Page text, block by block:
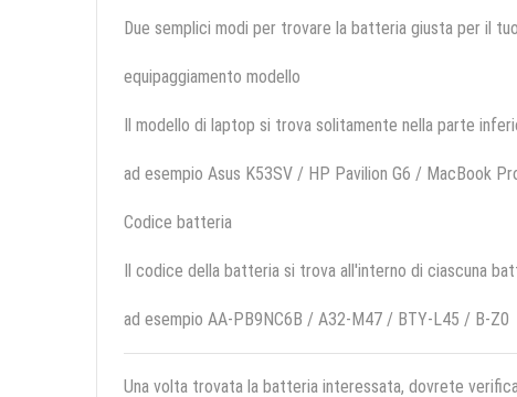
Due semplici modi per trovare la batteria giusta per il
equipaggiamento modello
Il modello di laptop si trova solitamente nella parte
ad esempio Asus K53SV / HP Pavilion G6 / MacBook
Codice batteria
Il codice della batteria si trova all'interno di ciascuna
ad esempio AA-PB9NC6B / A32-M47 / BTY-L45 / B-Z0
Una volta trovata la batteria interessata, dovrete